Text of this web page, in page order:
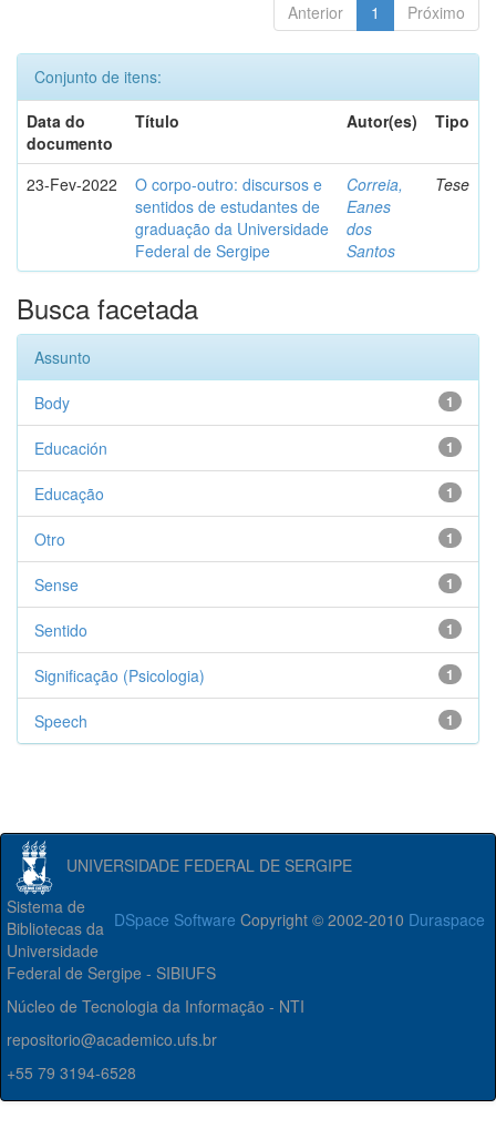
Anterior 1 Próximo
Conjunto de itens:
Data do
documento
Título Autor(es) Tipo
23-Fev-2022
O corpo-outro: discursos e
sentidos de estudantes de
graduação da Universidade
Federal de Sergipe
Correia,
Eanes
dos
Santos
Tese
Busca facetada
Assunto
1
Body
1
Educación
1
Educação
1
Otro
1
Sense
1
Sentido
1
Significação (Psicologia)
1
Speech
UNIVERSIDADE FEDERAL DE SERGIPE
DSpace Software Copyright © 2002-2010 Duraspace
Sistema de
Bibliotecas da
Universidade
Federal de Sergipe - SIBIUFS
Núcleo de Tecnologia da Informação - NTI
repositorio@academico.ufs.br
+55 79 3194-6528